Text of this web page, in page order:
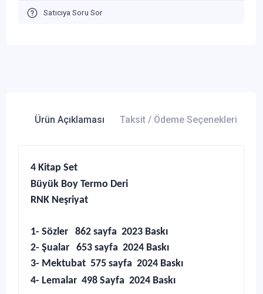
Satıcıya Soru Sor
Ürün Açıklaması Taksit / Ödeme Seçenekleri
4 Kitap Set
Büyük Boy Termo Deri
RNK Neşriyat
1- Sözler 862 sayfa 2023 Baskı
2- Şualar 653 sayfa 2024 Baskı
3- Mektubat 575 sayfa 2024 Baskı
4- Lemalar 498 Sayfa 2024 Baskı